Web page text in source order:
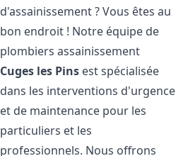
d'assainissement ? Vous êtes au
bon endroit ! Notre équipe de
plombiers assainissement
Cuges les Pins est spécialisée
dans les interventions d'urgence
et de maintenance pour les
particuliers et les
professionnels. Nous offrons